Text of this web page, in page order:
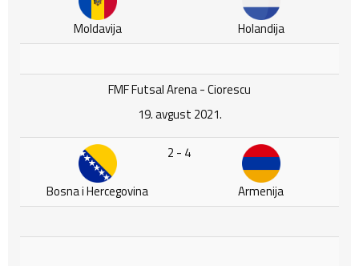
Moldavija Holandija
FMF Futsal Arena - Ciorescu
19. avgust 2021.
Bosna i Hercegovina
2 - 4
Armenija